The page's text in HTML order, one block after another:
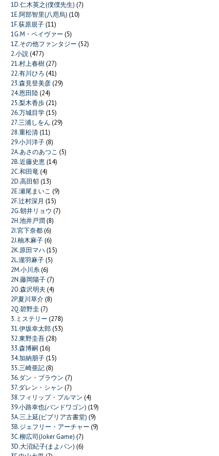
1D.仁木英之(僕僕先生) (7)
1E.阿部智里(八咫烏) (10)
1F.荻原規子(11)
1G.M・ペイヴァー (5)
1Z.その他ファンタジー (52)
2.小説(477)
21.村上春樹(27)
22.有川ひろ (41)
23.森見登美彦(29)
24.恩田陸(24)
25.梨木香歩(21)
26.万城目学(15)
27.三浦しをん (29)
28.重松清(11)
29.小川洋子(8)
2A.あさのあつこ (5)
2B.近藤史恵(14)
2C.和田竜(4)
2D.高田郁(13)
2E.瀬尾まいこ (9)
2F.辻村深月 (15)
2G.朝井リョウ (7)
2H.池井戸潤(8)
2I.宮下奈都(6)
2J.柚木麻子(6)
2K.原田マハ (15)
2L.瀧羽麻子(5)
2M.小川糸(6)
2N.藤岡陽子(7)
2O.森沢明夫 (4)
2P.夏川草介(8)
2Q.碧野圭(7)
3.ミステリー (278)
31.伊坂幸太郎(53)
32.東野圭吾(28)
33.森博嗣 (16)
34.加納朋子(15)
35.三崎亜記(8)
36.ダン・ブラウン (7)
37.ダレン・シャン (7)
38.フィリップ・プルマン (4)
39.小路幸也(バンドワゴン) (19)
3A.三上延(ビブリア古書堂) (9)
3B.ジェフリー・アーチャー (9)
3C.柳広司(Joker Game) (7)
3D.大沼紀子(まよパン) (6)